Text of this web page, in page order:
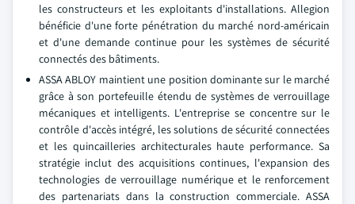
les constructeurs et les exploitants d'installations. Allegion
bénéficie d'une forte pénétration du marché nord-américain
et d'une demande continue pour les systèmes de sécurité
connectés des bâtiments.
ASSA ABLOY maintient une position dominante sur le marché
grâce à son portefeuille étendu de systèmes de verrouillage
mécaniques et intelligents. L'entreprise se concentre sur le
contrôle d'accès intégré, les solutions de sécurité connectées
et les quincailleries architecturales haute performance. Sa
stratégie inclut des acquisitions continues, l'expansion des
technologies de verrouillage numérique et le renforcement
des partenariats dans la construction commerciale. ASSA